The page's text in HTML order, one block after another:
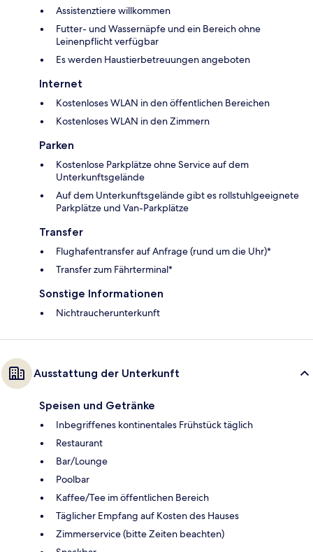
Assistenztiere willkommen
Futter- und Wassernäpfe und ein Bereich ohne
Leinenpflicht verfügbar
Es werden Haustierbetreuungen angeboten
Internet
Kostenloses WLAN in den öffentlichen Bereichen
Kostenloses WLAN in den Zimmern
Parken
Kostenlose Parkplätze ohne Service auf dem
Unterkunftsgelände
Auf dem Unterkunftsgelände gibt es rollstuhlgeeignete
Parkplätze und Van-Parkplätze
Transfer
Flughafentransfer auf Anfrage (rund um die Uhr)*
Transfer zum Fährterminal*
Sonstige Informationen
Nichtraucherunterkunft
Ausstattung der Unterkunft
Speisen und Getränke
Inbegriffenes kontinentales Frühstück täglich
Restaurant
Bar/Lounge
Poolbar
Kaffee/Tee im öffentlichen Bereich
Täglicher Empfang auf Kosten des Hauses
Zimmerservice (bitte Zeiten beachten)